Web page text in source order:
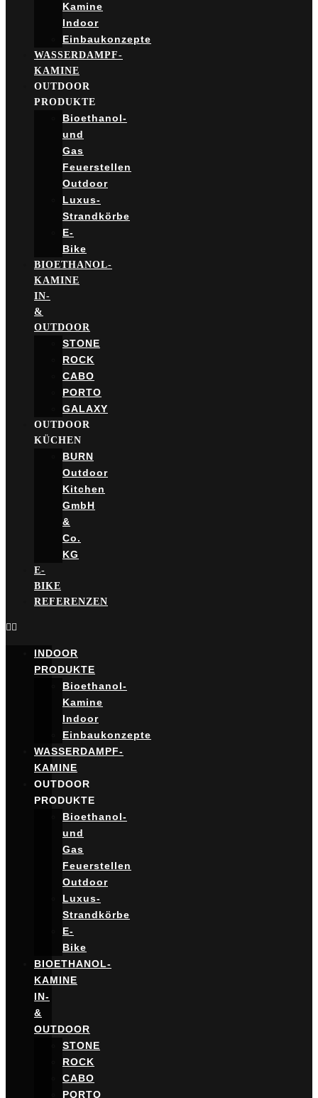
Kamine
Indoor
Einbaukonzepte
WASSERDAMPF-
KAMINE
OUTDOOR
PRODUKTE
Bioethanol-
und
Gas
Feuerstellen
Outdoor
Luxus-
Strandkörbe
E-
Bike
BIOETHANOL-
KAMINE
IN-
&
OUTDOOR
STONE
ROCK
CABO
PORTO
GALAXY
OUTDOOR
KÜCHEN
BURN
Outdoor
Kitchen
GmbH
&
Co.
KG
E-
BIKE
REFERENZEN
INDOOR
PRODUKTE
Bioethanol-
Kamine
Indoor
Einbaukonzepte
WASSERDAMPF-
KAMINE
OUTDOOR
PRODUKTE
Bioethanol-
und
Gas
Feuerstellen
Outdoor
Luxus-
Strandkörbe
E-
Bike
BIOETHANOL-
KAMINE
IN-
&
OUTDOOR
STONE
ROCK
CABO
PORTO